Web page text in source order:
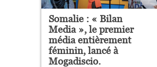
Somalie : « Bilan
Media », le premier
média entièrement
féminin, lancé à
Mogadiscio.